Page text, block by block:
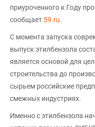
приуроченного к Году
сообщает 59.ru.
С момента запуска
выпуск этилбензола
является основой для
строительства до
сырьем российские
смежных индустриях.
Именно с этилбензола